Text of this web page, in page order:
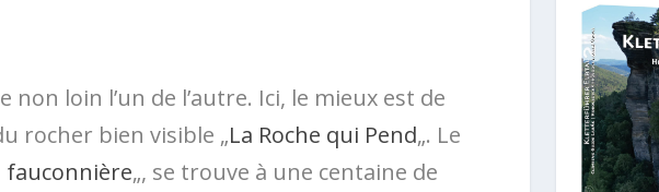
non loin l’un de l’autre. Ici, le mieux est de
rocher bien visible „La Roche qui Pend„. Le
fauconnière„, se trouve à une centaine de